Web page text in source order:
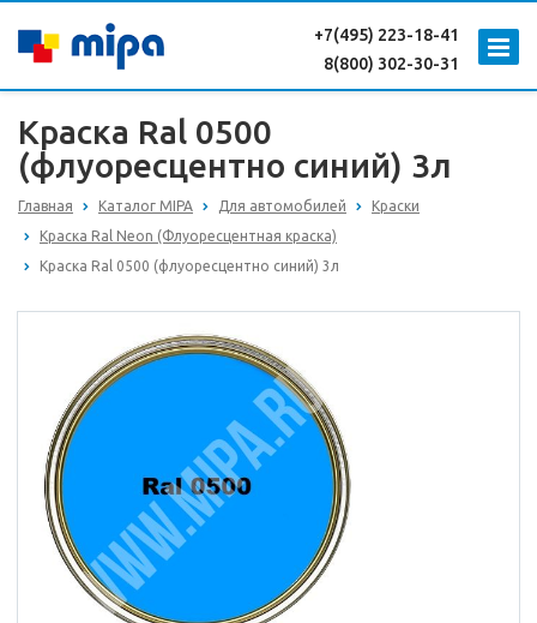
+7(495) 223-18-41
8(800) 302-30-31
Краска Ral 0500
(флуоресцентно синий) 3л
Главная Каталог MIPA Для автомобилей
Краски
Краска Ral Neon (Флуоресцентная краска)
Краска Ral 0500 (флуоресцентно синий) 3л